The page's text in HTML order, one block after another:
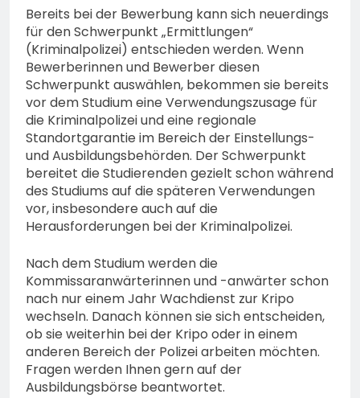
Bereits bei der Bewerbung kann sich neuerdings
für den Schwerpunkt „Ermittlungen“
(Kriminalpolizei) entschieden werden. Wenn
Bewerberinnen und Bewerber diesen
Schwerpunkt auswählen, bekommen sie bereits
vor dem Studium eine Verwendungszusage für
die Kriminalpolizei und eine regionale
Standortgarantie im Bereich der Einstellungs-
und Ausbildungsbehörden. Der Schwerpunkt
bereitet die Studierenden gezielt schon während
des Studiums auf die späteren Verwendungen
vor, insbesondere auch auf die
Herausforderungen bei der Kriminalpolizei.
Nach dem Studium werden die
Kommissaranwärterinnen und -anwärter schon
nach nur einem Jahr Wachdienst zur Kripo
wechseln. Danach können sie sich entscheiden,
ob sie weiterhin bei der Kripo oder in einem
anderen Bereich der Polizei arbeiten möchten.
Fragen werden Ihnen gern auf der
Ausbildungsbörse beantwortet.